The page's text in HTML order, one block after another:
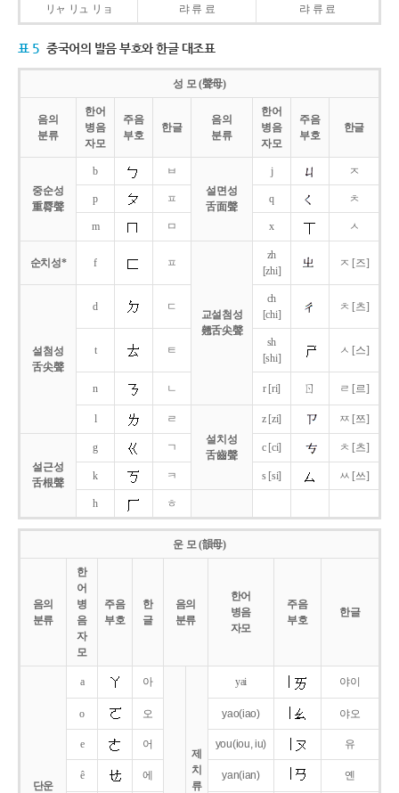
リャ リュ リョ 랴 류 료 랴 류 료
표 5 중국어의 발음 부호와 한글 대조표
성 모 (聲母)
음의
분류
한어
병음
자모
주음
부호
한글
음의
분류
한어
병음
자모
주음
부호
한글
중순성
重脣聲
b
ㅂ
설면성
舌面聲
j ㅈ
p ㅍ q ㅊ
m ㅁ x ㅅ
순치성* f ㅍ
교설첨성
翹舌尖聲
zh
[zhi]
ㅈ [즈]
설첨성
舌尖聲
d ㄷ
ch
[chi]
ㅊ [츠]
t ㅌ
sh
[shi]
ㅅ [스]
n ㄴ r [ri] ㄖ ㄹ [르]
l
ㄹ
설치성
舌齒聲
z [zi] ㅉ [쯔]
설근성
舌根聲
g ㄱ c [ci] ㅊ [츠]
k ㅋ s [si] ㅆ [쓰]
h ㅎ
운 모 (韻母)
음의
분류
한
어
병
음
자
모
주음
부호
한
글
음의
분류
한어
병음
자모
주음
부호
한글
단운
a 아
제
치
류
yai 야이
o 오 yao(iao) 야오
e 어 you(iou,iu) 유
ê 에 yan(ian) 옌